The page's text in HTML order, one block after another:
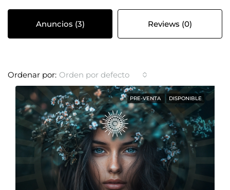
Anuncios (3) Reviews (0)
Ordenar por: Orden por defecto
PRE-VENTA DISPONIBLE